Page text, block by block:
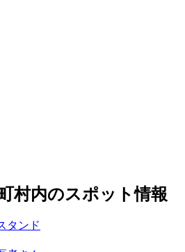
村内のスポット情報
タンド